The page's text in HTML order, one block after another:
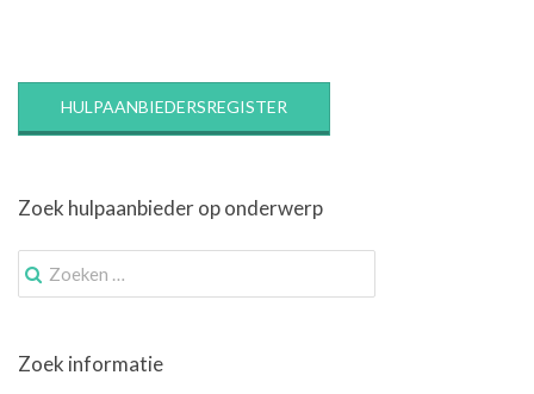
HULPAANBIEDERSREGISTER
Zoek hulpaanbieder op onderwerp
Zoek
naar:
Zoek informatie